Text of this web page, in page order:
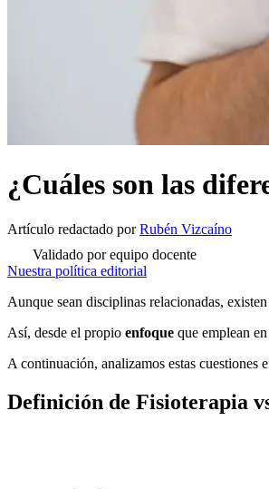
¿Cuáles son las
Artículo redactado porRubén Vizcaíno
Validado por equipo docente
Nuestra política editorial
Aunque sean disciplinas relacionadas, existen
Así, desde el propio enfoque que emplean
A continuación, analizamos estas cuestiones
Definición de Fisioterapia